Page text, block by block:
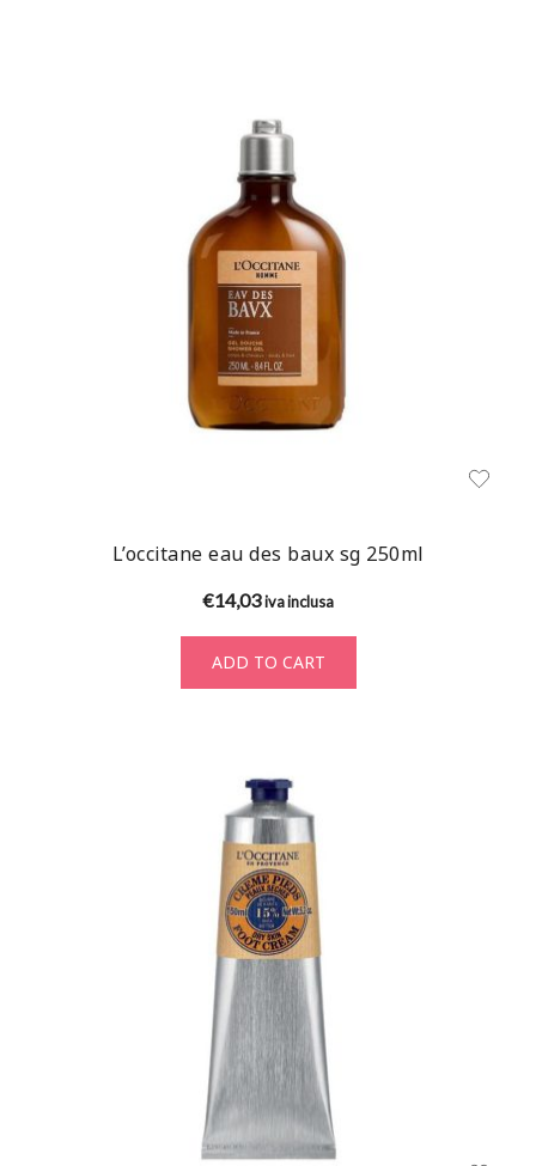
L’occitane eau des baux sg 250ml
€14,03iva inclusa
ADD TO CART